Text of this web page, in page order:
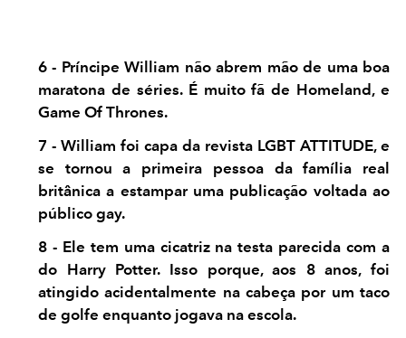
6 - Príncipe William não abrem mão de uma boa
maratona de séries. É muito fã de Homeland, e
Game Of Thrones.
7 - William foi capa da revista LGBT ATTITUDE, e
se tornou a primeira pessoa da família real
britânica a estampar uma publicação voltada ao
público gay.
8 - Ele tem uma cicatriz na testa parecida com a
do Harry Potter. Isso porque, aos 8 anos, foi
atingido acidentalmente na cabeça por um taco
de golfe enquanto jogava na escola.